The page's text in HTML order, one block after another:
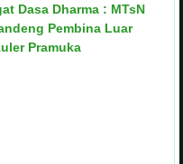
Dasa Dharma : MTsN
Pembina Luar
Pramuka